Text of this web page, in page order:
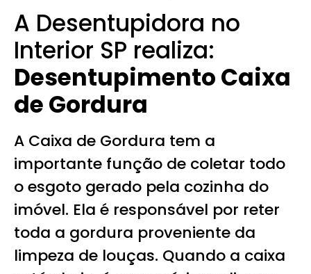
A Desentupidora no
Interior SP realiza:
Desentupimento Caixa
de Gordura
A Caixa de Gordura tem a
importante função de coletar todo
o esgoto gerado pela cozinha do
imóvel. Ela é responsável por reter
toda a gordura proveniente da
limpeza de louças. Quando a caixa